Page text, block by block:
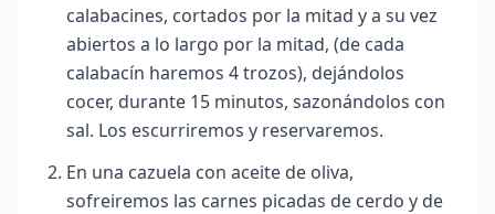
calabacines, cortados por la mitad y a su vez
abiertos a lo largo por la mitad, (de cada
calabacín haremos 4 trozos), dejándolos
cocer, durante 15 minutos, sazonándolos con
sal. Los escurriremos y reservaremos.
En una cazuela con aceite de oliva,
sofreiremos las carnes picadas de cerdo y de